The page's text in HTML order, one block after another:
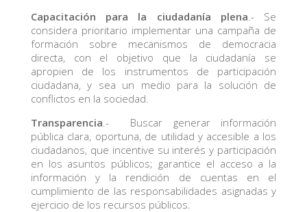
Capacitación para la ciudadanía plena.- Se
considera prioritario implementar una campaña de
formación sobre mecanismos de democracia
directa, con el objetivo que la ciudadanía se
apropien de los instrumentos de participación
ciudadana, y sea un medio para la solución de
conflictos en la sociedad.
Transparencia.- Buscar generar información
pública clara, oportuna, de utilidad y accesible a los
ciudadanos, que incentive su interés y participación
en los asuntos públicos; garantice el acceso a la
información y la rendición de cuentas en el
cumplimiento de las responsabilidades asignadas y
ejercicio de los recursos públicos.